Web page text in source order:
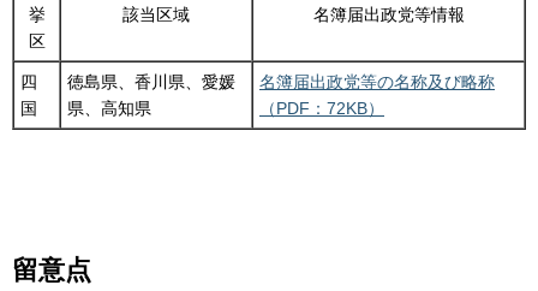
挙
区
該当区域 名簿届出政党等情報
四
国
徳島県、香川県、愛媛
県、高知県
名簿届出政党等の名称及び略称
（PDF：72KB）
留意点